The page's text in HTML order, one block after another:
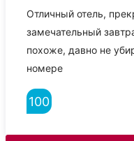
Отличный отель,
замечательный
похоже, давно не
номере
100